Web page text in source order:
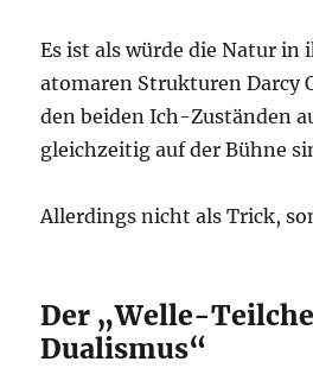
Es ist als würde die Natur in
atomaren Strukturen Darcy
den beiden Ich-Zuständen
gleichzeitig auf der Bühne
Allerdings nicht als Trick,
Der „Welle-
Dualismus“